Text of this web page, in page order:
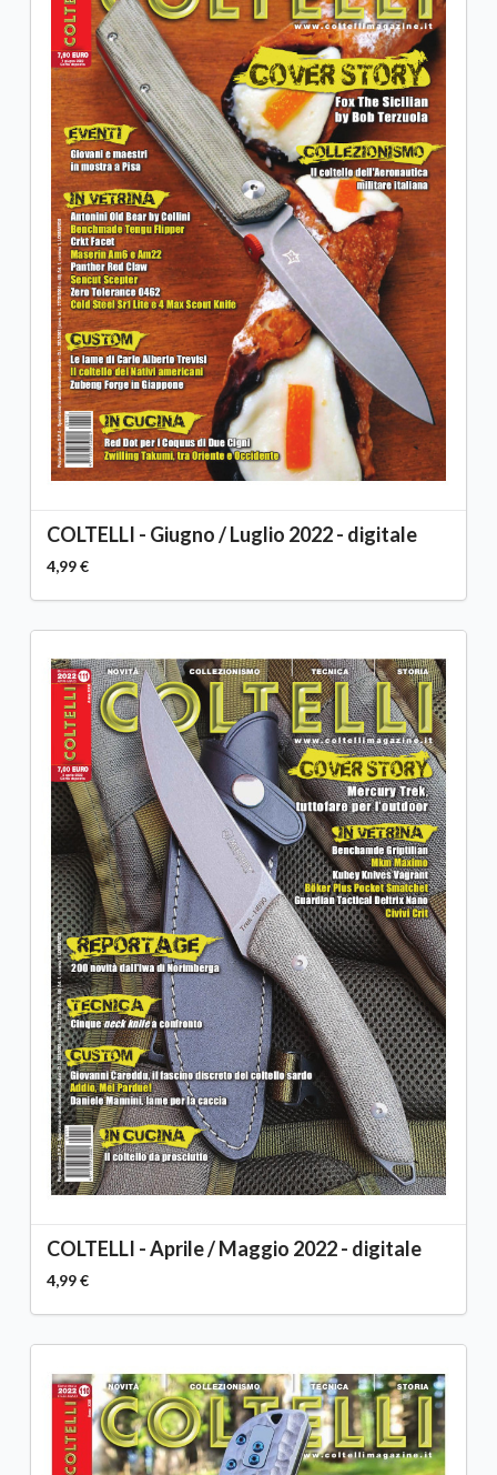
COLTELLI - Giugno / Luglio 2022 - digitale
4,99 €
COLTELLI - Aprile / Maggio 2022 - digitale
4,99 €